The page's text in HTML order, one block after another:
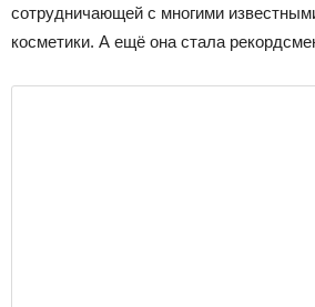
сотрудничающей с многими
косметики. А ещё она стала